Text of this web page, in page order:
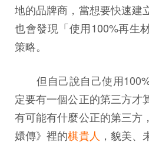
地的品牌商，當想要快速建
也會發現「使用100%再生
策略。
但自己說自己使用
定要有一個公正的第三方才
有可能有什麼公正的第三方
嬛傳》裡的棋貴人 ，貌美